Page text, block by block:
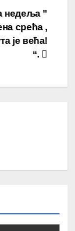
недеља ”
срећа ,
је већа!
“.